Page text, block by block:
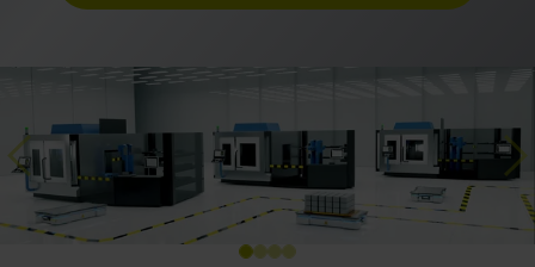
Previous